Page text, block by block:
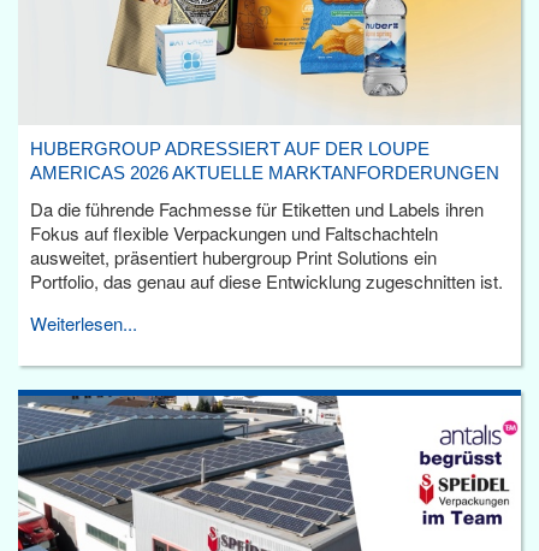
HUBERGROUP ADRESSIERT AUF DER LOUPE
AMERICAS 2026 AKTUELLE MARKTANFORDERUNGEN
Da die führende Fachmesse für Etiketten und Labels ihren
Fokus auf flexible Verpackungen und Faltschachteln
ausweitet, präsentiert hubergroup Print Solutions ein
Portfolio, das genau auf diese Entwicklung zugeschnitten ist.
Weiterlesen...